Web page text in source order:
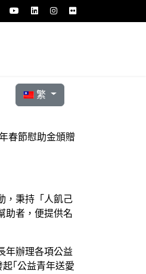
選擇你的語言
繁
春節慰助金頒贈
，秉持「人飢己
助者，便提供名
年辦理各項公益
｢公益青年送愛